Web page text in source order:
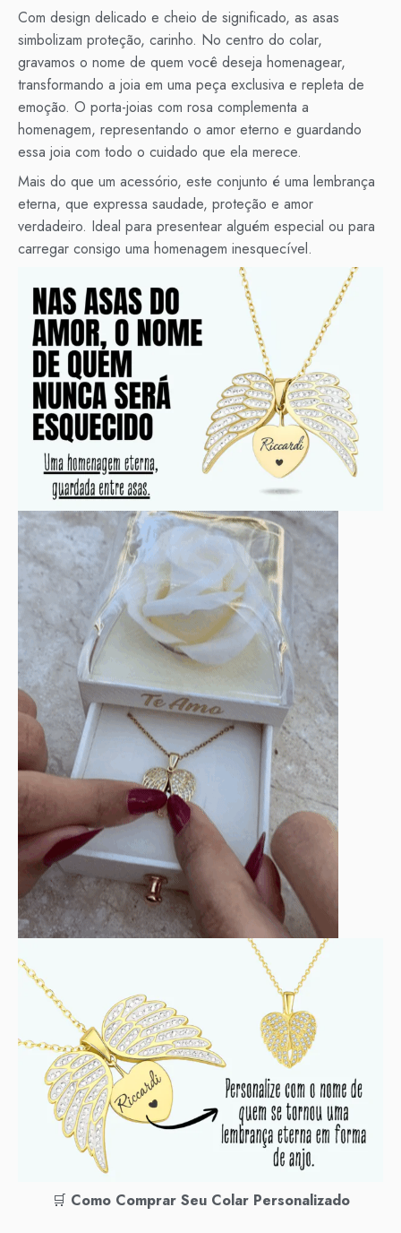
Com design delicado e cheio de significado, as asas
simbolizam proteção, carinho. No centro do colar,
gravamos o nome de quem você deseja homenagear,
transformando a joia em uma peça exclusiva e repleta de
emoção. O porta-joias com rosa complementa a
homenagem, representando o amor eterno e guardando
essa joia com todo o cuidado que ela merece.
Mais do que um acessório, este conjunto é uma lembrança
eterna, que expressa saudade, proteção e amor
verdadeiro. Ideal para presentear alguém especial ou para
carregar consigo uma homenagem inesquecível.
🛒 Como Comprar Seu Colar Personalizado